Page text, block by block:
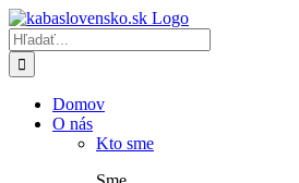
Skip
to
content
Hľadať:
Domov
O nás
Kto sme